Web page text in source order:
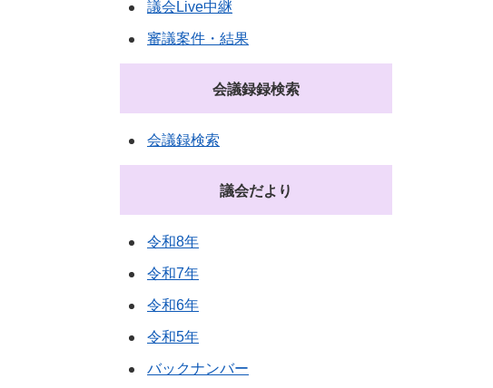
議会Live中継
審議案件・結果
会議録録検索
会議録検索
議会だより
令和8年
令和7年
令和6年
令和5年
バックナンバー